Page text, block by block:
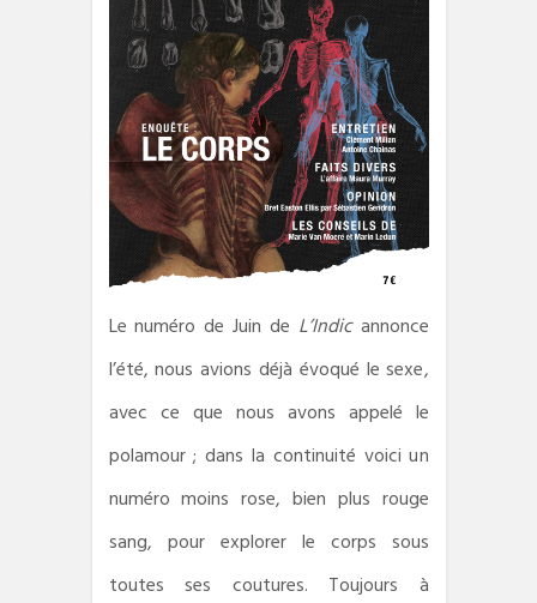
Le numéro de Juin de L’Indicannonce
l’été, nous avions déjà évoqué le sexe,
avec ce que nous avons appelé le
polamour ; dans la continuité voici un
numéro moins rose, bien plus rouge
sang, pour explorer le corps sous
toutes ses coutures. Toujours à